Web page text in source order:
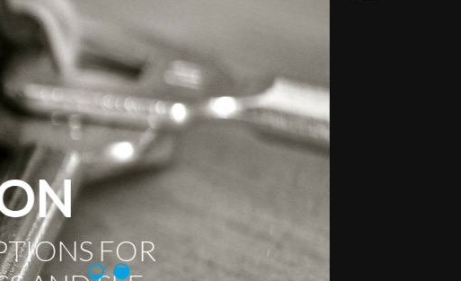
LITE
PURPOSE, BUSINESS
ANY BUSINESS ON ANY DEVICE.